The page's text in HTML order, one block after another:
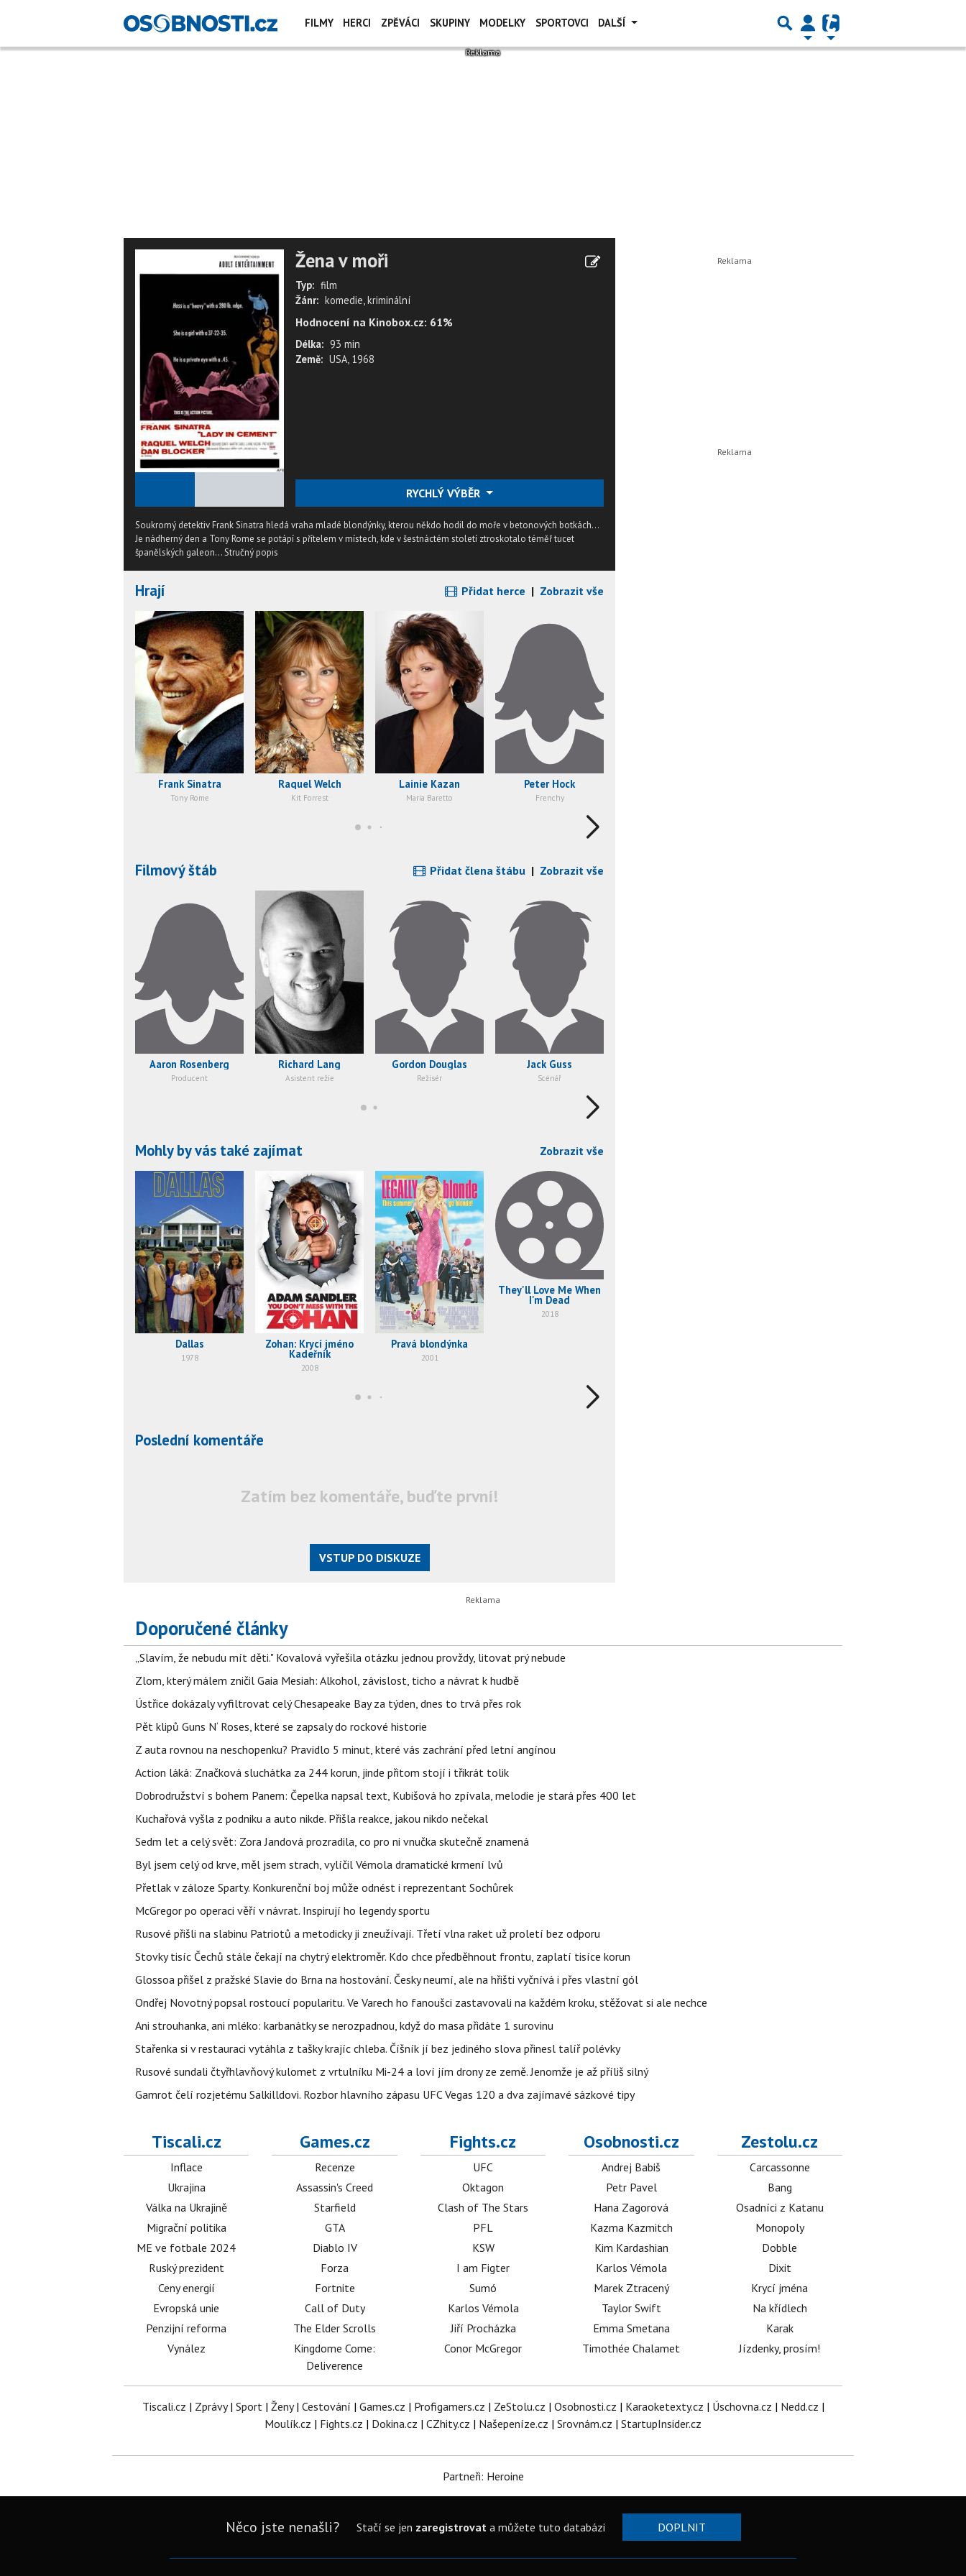
FILMY HERCI ZPĚVÁCI SKUPINY MODELKY SPORTOVCI DALŠÍ
Žena v moři
Typ: film
Žánr: komedie, kriminální
Hodnocení na Kinobox.cz: 61%
Délka: 93 min
Země: USA, 1968
RYCHLÝ VÝBĚR
Soukromý detektiv Frank Sinatra hledá vraha mladé blondýnky, kterou někdo hodil do moře v betonových botkách...
Je nádherný den a Tony Rome se potápí s přítelem v místech, kde v šestnáctém století ztroskotalo téměř tucet
španělských galeon...Stručný popis
Hrají Přidat herce | Zobrazit vše
Frank Sinatra
Tony Rome
Raquel Welch
Kit Forrest
Lainie Kazan
Maria Baretto
Peter Hock
Frenchy
Filmový štáb Přidat člena štábu | Zobrazit vše
Aaron Rosenberg
Producent
Richard Lang
Asistent režie
Gordon Douglas
Režisér
Jack Guss
Scénář
Mohly by vás také zajímat Zobrazit vše
Dallas
1978
Zohan: Krycí jméno
Kadeřník
2008
Pravá blondýnka
2001
They'll Love Me When
I'm Dead
2018
Poslední komentáře
Zatím bez komentáře, buďte první!
VSTUP DO DISKUZE
Doporučené články
„Slavím, že nebudu mít děti." Kovalová vyřešila otázku jednou provždy, litovat prý nebude
Zlom, který málem zničil Gaia Mesiah: Alkohol, závislost, ticho a návrat k hudbě
Ústřice dokázaly vyfiltrovat celý Chesapeake Bay za týden, dnes to trvá přes rok
Pět klipů Guns N‘ Roses, které se zapsaly do rockové historie
Z auta rovnou na neschopenku? Pravidlo 5 minut, které vás zachrání před letní angínou
Action láká: Značková sluchátka za 244 korun, jinde přitom stojí i třikrát tolik
Dobrodružství s bohem Panem: Čepelka napsal text, Kubišová ho zpívala, melodie je stará přes 400 let
Kuchařová vyšla z podniku a auto nikde. Přišla reakce, jakou nikdo nečekal
Sedm let a celý svět: Zora Jandová prozradila, co pro ni vnučka skutečně znamená
Byl jsem celý od krve, měl jsem strach, vylíčil Vémola dramatické krmení lvů
Přetlak v záloze Sparty. Konkurenční boj může odnést i reprezentant Sochůrek
McGregor po operaci věří v návrat. Inspirují ho legendy sportu
Rusové přišli na slabinu Patriotů a metodicky ji zneužívají. Třetí vlna raket už proletí bez odporu
Stovky tisíc Čechů stále čekají na chytrý elektroměr. Kdo chce předběhnout frontu, zaplatí tisíce korun
Glossoa přišel z pražské Slavie do Brna na hostování. Česky neumí, ale na hřišti vyčnívá i přes vlastní gól
Ondřej Novotný popsal rostoucí popularitu. Ve Varech ho fanoušci zastavovali na každém kroku, stěžovat si ale nechce
Ani strouhanka, ani mléko: karbanátky se nerozpadnou, když do masa přidáte 1 surovinu
Stařenka si v restauraci vytáhla z tašky krajíc chleba. Číšník jí bez jediného slova přinesl talíř polévky
Rusové sundali čtyřhlavňový kulomet z vrtulníku Mi-24 a loví jím drony ze země. Jenomže je až příliš silný
Gamrot čelí rozjetému Salkilldovi. Rozbor hlavního zápasu UFC Vegas 120 a dva zajímavé sázkové tipy
Tiscali.cz
Inflace
Ukrajina
Válka na Ukrajině
Migrační politika
ME ve fotbale 2024
Ruský prezident
Ceny energií
Evropská unie
Penzijní reforma
Vynález
Games.cz
Recenze
Assassin's Creed
Starfield
GTA
Diablo IV
Forza
Fortnite
Call of Duty
The Elder Scrolls
Kingdome Come:
Deliverence
Fights.cz
UFC
Oktagon
Clash of The Stars
PFL
KSW
I am Figter
Sumó
Karlos Vémola
Jiří Procházka
Conor McGregor
Osobnosti.cz
Andrej Babiš
Petr Pavel
Hana Zagorová
Kazma Kazmitch
Kim Kardashian
Karlos Vémola
Marek Ztracený
Taylor Swift
Emma Smetana
Timothée Chalamet
Zestolu.cz
Carcassonne
Bang
Osadníci z Katanu
Monopoly
Dobble
Dixit
Krycí jména
Na křídlech
Karak
Jízdenky, prosím!
Tiscali.cz | Zprávy| Sport| Ženy| Cestování | Games.cz | Profigamers.cz | ZeStolu.cz | Osobnosti.cz | Karaoketexty.cz | Úschovna.cz | Nedd.cz |
Moulík.cz | Fights.cz | Dokina.cz | CZhity.cz | Našepeníze.cz | Srovnám.cz | StartupInsider.cz
Partneři: Heroine
Něco jste nenašli? Stačí se jen zaregistrovata můžete tuto databázi DOPLNIT